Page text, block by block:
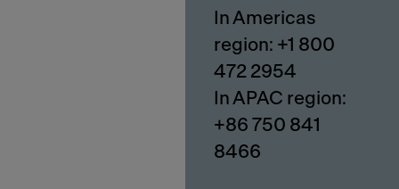
In Americas
region: +1 800
472 2954
In APAC region:
+86 750 841
8466